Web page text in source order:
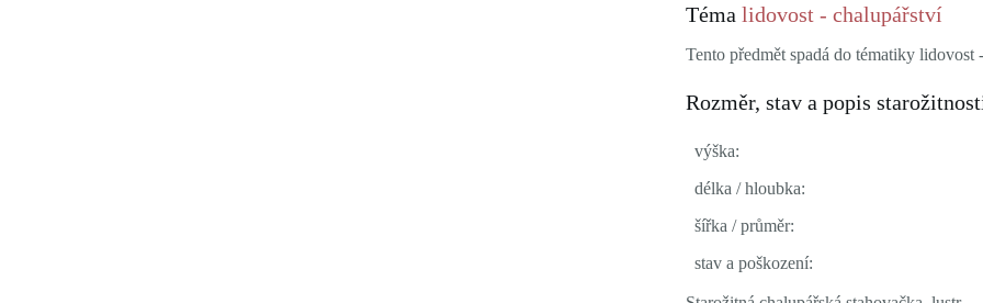
Téma lidovost - chalupářství
Tento předmět spadá do tématiky lidovost
Rozměr, stav a popis
výška:
délka / hloubka:
šířka / průměr:
stav a poškození: